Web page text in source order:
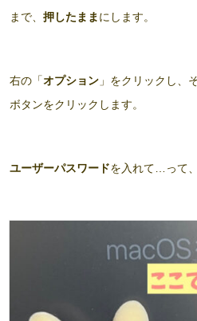
まで、 押したまま にします。
右の「オプション 」をクリックし、
ボタンをクリックします。
ユーザーパスワードを入れて…って